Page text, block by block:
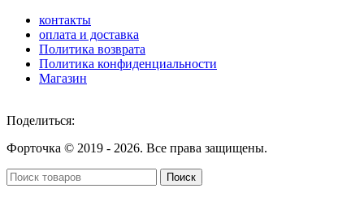
контакты
оплата и доставка
Политика возврата
Политика конфиденциальности
Магазин
Поделиться:
Форточка © 2019 - 2026. Все права защищены.
Поиск